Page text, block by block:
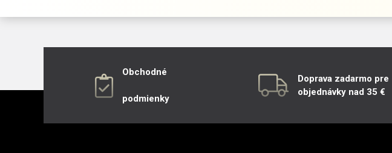
Obchodné
podmienky
Doprava zadarmo pre
objednávky nad 35 €